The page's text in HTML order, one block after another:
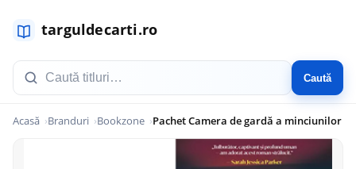
Caută
Acasă Branduri Bookzone Pachet Camera de gardă a minciunilor